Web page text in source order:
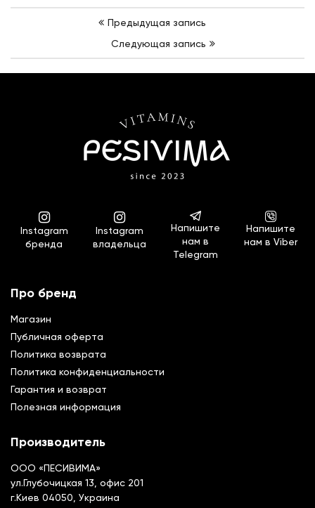
Навигация
записям
Предыдущая запись
Следующая запись
Instagram
бренда
Instagram
владельца
Напишите
нам в
Telegram
Напишите
нам в Viber
Про бренд
Магазин
Публичная оферта
Политика возврата
Политика конфиденциальности
Гарантия и возврат
Полезная информация
Производитель
ООО «ПЕСИВИМА»
ул.Глубочицкая 13, офис 201
г.Киев 04050, Украина